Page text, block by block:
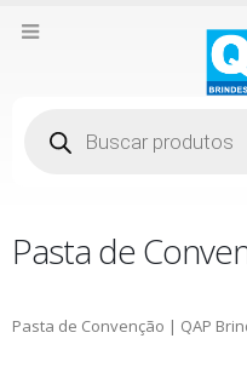
produtos
Pasta de
Pasta de Convenção | QAP